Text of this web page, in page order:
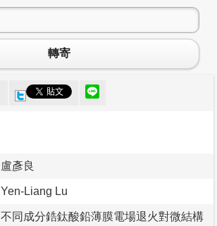
轉寄
盧彥良
Yen-Liang Lu
不同成分鋯鈦酸鉛薄膜電場退火對微結構